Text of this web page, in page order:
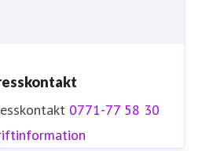
0771-77 58 30